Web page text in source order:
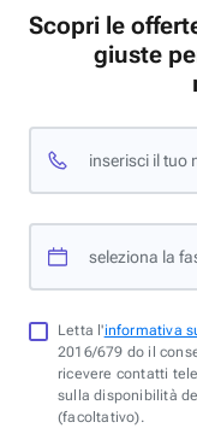
Scopri le
giuste
inserisci il tuo
seleziona la
Letta l'informativa
2016/679 do il
ricevere contatti
sulla disponibilità
(facoltativo).